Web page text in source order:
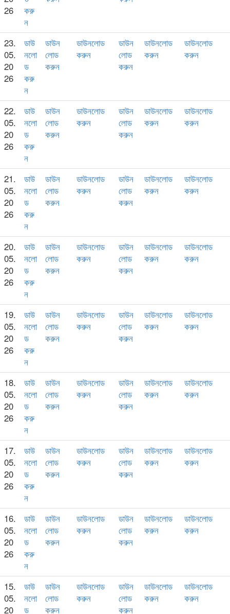
26
করু
ন
23.
05.
20
26
ডাউ
নলো
ড
করু
ন
ডাউন
লোড
করুন
ডাউনলোড
করুন
ডাউন
লোড
করুন
ডাউনলোড
করুন
ডাউনলোড
করুন
22.
05.
20
26
ডাউ
নলো
ড
করু
ন
ডাউন
লোড
করুন
ডাউনলোড
করুন
ডাউন
লোড
করুন
ডাউনলোড
করুন
ডাউনলোড
করুন
21.
05.
20
26
ডাউ
নলো
ড
করু
ন
ডাউন
লোড
করুন
ডাউনলোড
করুন
ডাউন
লোড
করুন
ডাউনলোড
করুন
ডাউনলোড
করুন
20.
05.
20
26
ডাউ
নলো
ড
করু
ন
ডাউন
লোড
করুন
ডাউনলোড
করুন
ডাউন
লোড
করুন
ডাউনলোড
করুন
ডাউনলোড
করুন
19.
05.
20
26
ডাউ
নলো
ড
করু
ন
ডাউন
লোড
করুন
ডাউনলোড
করুন
ডাউন
লোড
করুন
ডাউনলোড
করুন
ডাউনলোড
করুন
18.
05.
20
26
ডাউ
নলো
ড
করু
ন
ডাউন
লোড
করুন
ডাউনলোড
করুন
ডাউন
লোড
করুন
ডাউনলোড
করুন
ডাউনলোড
করুন
17.
05.
20
26
ডাউ
নলো
ড
করু
ন
ডাউন
লোড
করুন
ডাউনলোড
করুন
ডাউন
লোড
করুন
ডাউনলোড
করুন
ডাউনলোড
করুন
16.
05.
20
26
ডাউ
নলো
ড
করু
ন
ডাউন
লোড
করুন
ডাউনলোড
করুন
ডাউন
লোড
করুন
ডাউনলোড
করুন
ডাউনলোড
করুন
15.
05.
20
ডাউ
নলো
ড
ডাউন
লোড
করুন
ডাউনলোড
করুন
ডাউন
লোড
করুন
ডাউনলোড
করুন
ডাউনলোড
করুন